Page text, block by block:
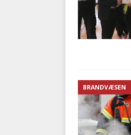
BRANDVÆSEN